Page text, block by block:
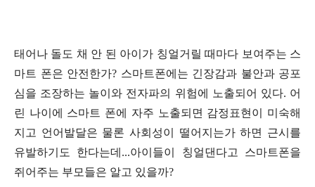
태어나 돌도 채 안 된 아이가 칭얼거릴 때마다 보여주는 스
마트 폰은 안전한가? 스마트폰에는 긴장감과 불안과 공포
심을 조장하는 놀이와 전자파의 위험에 노출되어 있다. 어
린 나이에 스마트 폰에 자주 노출되면 감정표현이 미숙해
지고 언어발달은 물론 사회성이 떨어지는가 하면 근시를
유발하기도 한다는데...아이들이 칭얼댄다고 스마트폰을
쥐어주는 부모들은 알고 있을까?